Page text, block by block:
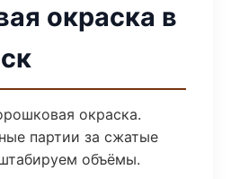
окраска в
окраска.
партии за сжатые
объёмы.